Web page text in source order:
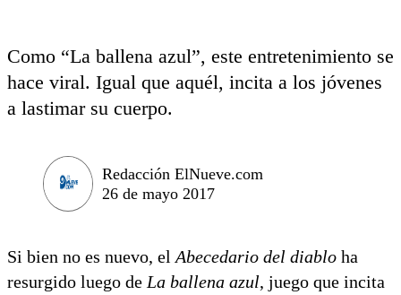
Como “La ballena azul”, este entretenimiento se
hace viral. Igual que aquél, incita a los jóvenes
a lastimar su cuerpo.
Redacción ElNueve.com
26 de mayo 2017
Si bien no es nuevo, el Abecedario del diablo ha
resurgido luego de La ballena azul, juego que incita